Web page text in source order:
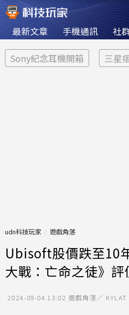
最新文章 手機通訊 社
Sony紀念耳機開箱 三星
udn科技玩家 遊戲角落
Ubisoft股價跌至10
大戰：亡命之徒》評
2024-09-04 13:02 遊戲角落／ KYLAT